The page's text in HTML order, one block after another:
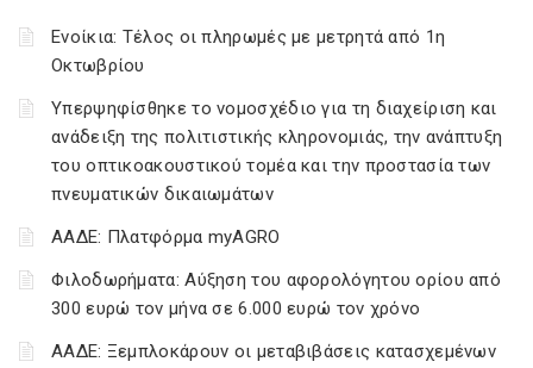
Ενοίκια: Τέλος οι πληρωμές με μετρητά από 1η
Οκτωβρίου
Υπερψηφίσθηκε το νομοσχέδιο για τη διαχείριση και
ανάδειξη της πολιτιστικής κληρονομιάς, την ανάπτυξη
του οπτικοακουστικού τομέα και την προστασία των
πνευματικών δικαιωμάτων
ΑΑΔΕ: Πλατφόρμα myAGRO
Φιλοδωρήματα: Αύξηση του αφορολόγητου ορίου από
300 ευρώ τον μήνα σε 6.000 ευρώ τον χρόνο
ΑΑΔΕ: Ξεμπλοκάρουν οι μεταβιβάσεις κατασχεμένων